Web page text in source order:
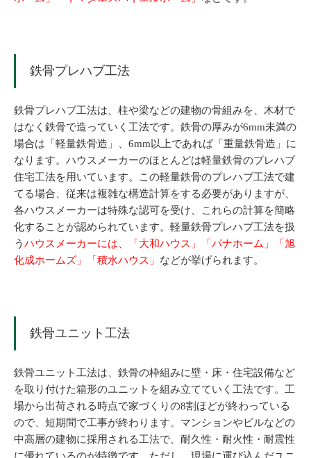
鉄骨プレハブ工法
鉄骨プレハブ工法は、柱や梁などの建物の骨組みを、木材で
はなく鉄骨で造っていく工法です。鉄骨の厚みが6mm未満の
場合は「軽量鉄骨造」、6mm以上であれば「重量鉄骨造」に
なります。ハウスメーカーのほとんどは軽量鉄骨のプレハブ
住宅工法を用いています。この軽量鉄骨のプレハブ工法で建
てる場合、従来は複雑な構造計算をする必要がありますが、
各ハウスメーカーは特殊な認可を受け、これらの計算を簡略
化することが認められています。軽量鉄骨プレハブ工法を扱
う ハウスメーカーには、「大和ハウス」「パナホーム」「旭
化成ホームズ」「積水ハウス」 などが挙げられます。
鉄骨ユニット工法
鉄骨ユニット工法は、鉄骨の枠組みに壁・床・住宅設備など
を取り付けた箱形のユニットを組み立てていく工法です。工
場から出荷される時点で家づくりの8割ほどが終わっている
ので、短期間で工事が終わります。マンションやビルなどの
中高層の建物に採用される工法で、耐久性・耐火性・耐震性
に優れているのが特徴です。ただし、現場に運び込んだユニ